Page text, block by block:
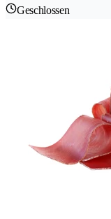
Geschlossen